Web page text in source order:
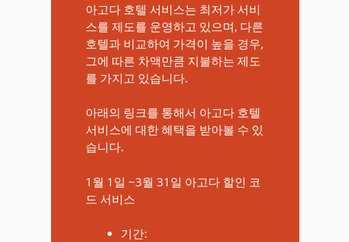
아고다 호텔 서비스는 최저가 서비
스를 제도를 운영하고 있으며, 다른
호텔과 비교하여 가격이 높을 경우,
그에 따른 차액만큼 지불하는 제도
를 가지고 있습니다.
아래의 링크를 통해서 아고다 호텔
서비스에 대한 혜택을 받아볼 수 있
습니다.
1월 1일 ~3월 31일 아고다 할인 코
드 서비스
기간: